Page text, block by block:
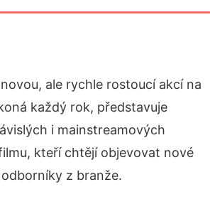
ale rychle rostoucí akcí na
každý rok, představuje
i mainstreamových
kteří chtějí objevovat nové
z branže.